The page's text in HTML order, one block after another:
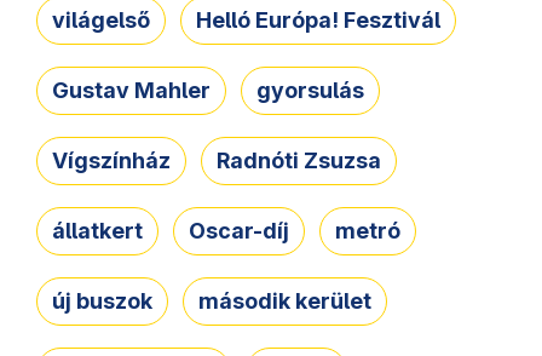
világelső Helló Európa! Fesztivál
Gustav Mahler gyorsulás
Vígszínház Radnóti Zsuzsa
állatkert Oscar-díj metró
új buszok második kerület